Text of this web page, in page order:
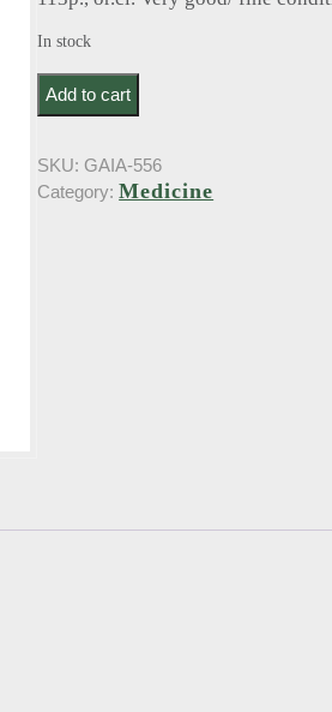
In stock
Carp, E.. Psychotherapie op
Add to cart
SKU: GAIA-556
Category:Medicine